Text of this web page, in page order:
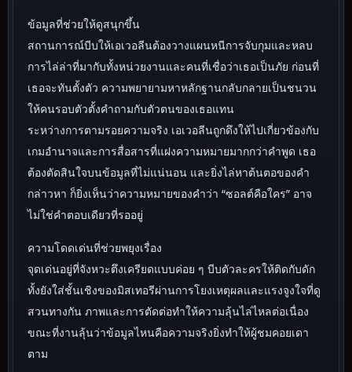
ข้อมูลที่ช่วยให้ดูสนุกขึ้น
สถานการณ์บีบให้เอเวอลีนต้องวางแผนหนีการจับกุมและหลบ
การไล่ล่าที่มากับทั้งหน่วยงานและคนที่เชื่อว่าเธอเป็นภัย ก่อนที่
เธอจะทันตั้งตัว ความพยายามหาหลักฐานกลับกลายเป็นชนวน
ให้คนรอบตัวตั้งคำถามกับตัวตนของเธอแทน
ระหว่างการตามรอยความจริง เอเวอลีนถูกดึงให้ไปเกี่ยวข้องกับ
เกมอำนาจและการสื่อสารที่แฝงความหมายมากกว่าคำพูด เธอ
ต้องตัดสินใจบนข้อมูลที่ไม่แน่นอน และยิ่งไล่หาต้นตอของคำ
กล่าวหา ก็ยิ่งเห็นว่าความหมายของคำว่า “ซอลต์คือใคร” อาจ
ไม่ใช่คำตอบเดียวที่รออยู่
ความโดดเด่นที่ช่วยพยุงเรื่อง
จุดเด่นอยู่ที่จังหวะตึงเครียดแบบค่อย ๆ บีบตัวละครให้ติดกับดัก
ทั้งยังใส่ชั้นเชิงของมิสเทอรีผ่านการโยงเหตุผลและแรงจูงใจที่ดู
สวนทางกัน ภาพและการตัดต่อทำให้ความลุ้นไล่ไหลต่อเนื่อง
ขณะที่งานลุ้นว่าข้อมูลไหนคือความจริงยิ่งทำให้ผู้ชมคอยเดา
ตาม